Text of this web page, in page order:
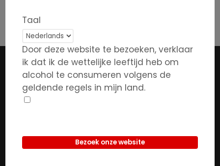
generaties lang
Taal
Door deze website te bezoeken, verklaar
ik dat ik de wettelijke leeftijd heb om
alcohol te consumeren volgens de
geldende regels in mijn land.